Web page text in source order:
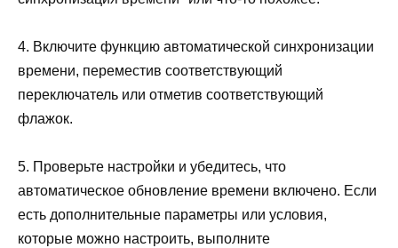
4. Включите функцию автоматической синхронизации
времени, переместив соответствующий
переключатель или отметив соответствующий
флажок.
5. Проверьте настройки и убедитесь, что
автоматическое обновление времени включено. Если
есть дополнительные параметры или условия,
которые можно настроить, выполните